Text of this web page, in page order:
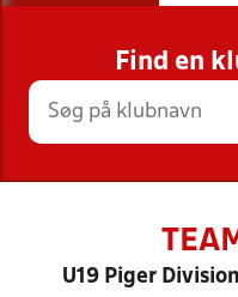
STILLINGER,
Find en
U19 Piger